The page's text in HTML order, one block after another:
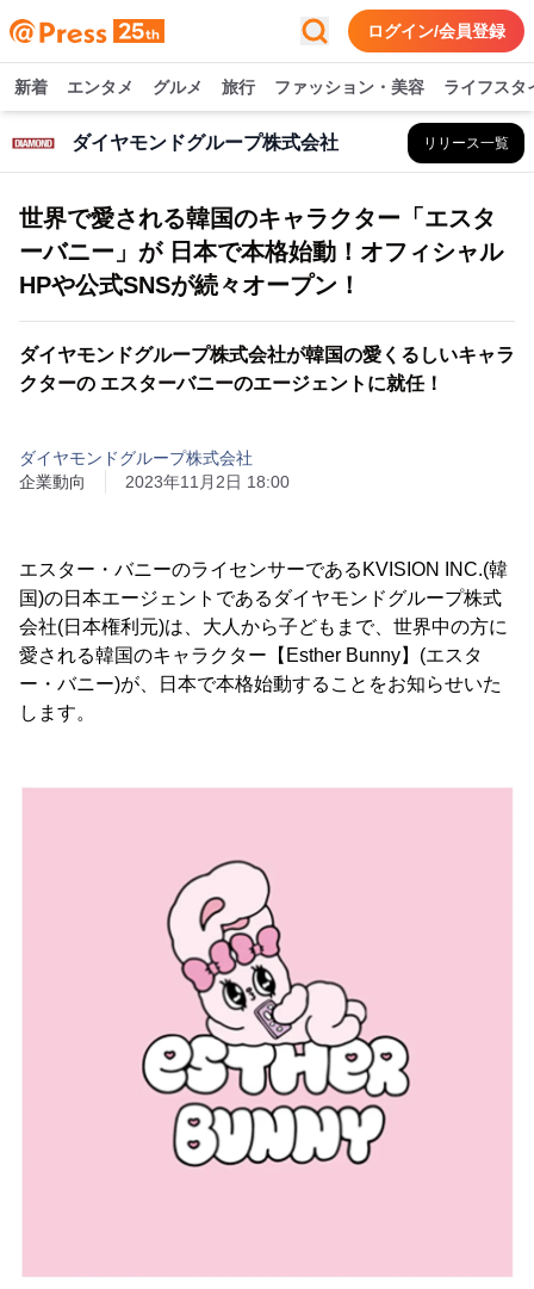
ログイン/会員登録
新着 エンタメ グルメ 旅行 ファッション・美容 ライフスタ
ダイヤモンドグループ株式会社 リリース一覧
世界で愛される韓国のキャラクター「エスタ
ーバニー」が 日本で本格始動！オフィシャル
HPや公式SNSが続々オープン！
ダイヤモンドグループ株式会社が韓国の愛くるしいキャラ
クターの エスターバニーのエージェントに就任！
ダイヤモンドグループ株式会社
企業動向
2023年11月2日 18:00
エスター・バニーのライセンサーであるKVISION INC.(韓
国)の日本エージェントであるダイヤモンドグループ株式
会社(日本権利元)は、大人から子どもまで、世界中の方に
愛される韓国のキャラクター【Esther Bunny】(エスタ
ー・バニー)が、日本で本格始動することをお知らせいた
します。